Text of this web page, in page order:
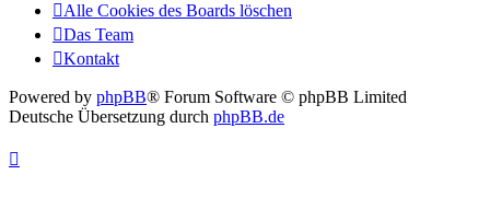
Alle Cookies des Boards löschen
Das Team
Kontakt
Powered by phpBB® Forum Software © phpBB Limited
Deutsche Übersetzung durch phpBB.de